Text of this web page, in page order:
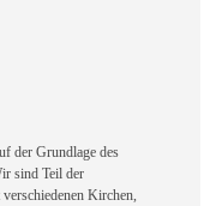
der Grundlage des
sind Teil der
Kirchen,